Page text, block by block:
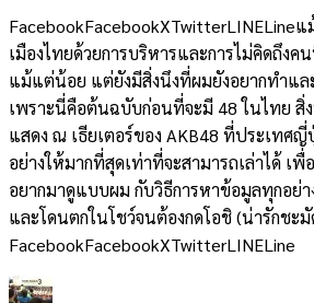
FacebookFacebookXTwitterLINELineแ
เมืองไทยด้วยการบริหารและการไม่คิดถึง
แม้แต่น้อย แต่ยังมีสิ่งนึงที่ผมยังอยากทำแล
เพราะนี่คือต้นฉบับก่อนที่จะมี 48 ในไทย สิ่
แสดง ณ เธียเตอร์ของ AKB48 ที่ประเทศ
อย่างให้มากที่สุดเท่าที่จะสามารถเล่าได้ เ
อยากมาดูแบบผม กับวิธีการหาข้อมูลทุกอย่
และโดนตกในโชว์จนต้องกดโอชิ (น่ารักชะมั
FacebookFacebookXTwitterLINELine